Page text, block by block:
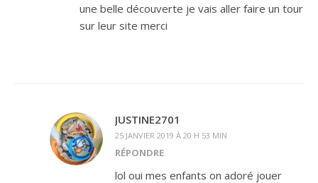
une belle découverte je vais aller faire un tour
sur leur site merci
JUSTINE2701
25 JANVIER 2019 À 20 H 53 MIN
RÉPONDRE
lol oui mes enfants on adoré jouer